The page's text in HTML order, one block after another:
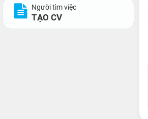
Người tìm việc
TẠO CV